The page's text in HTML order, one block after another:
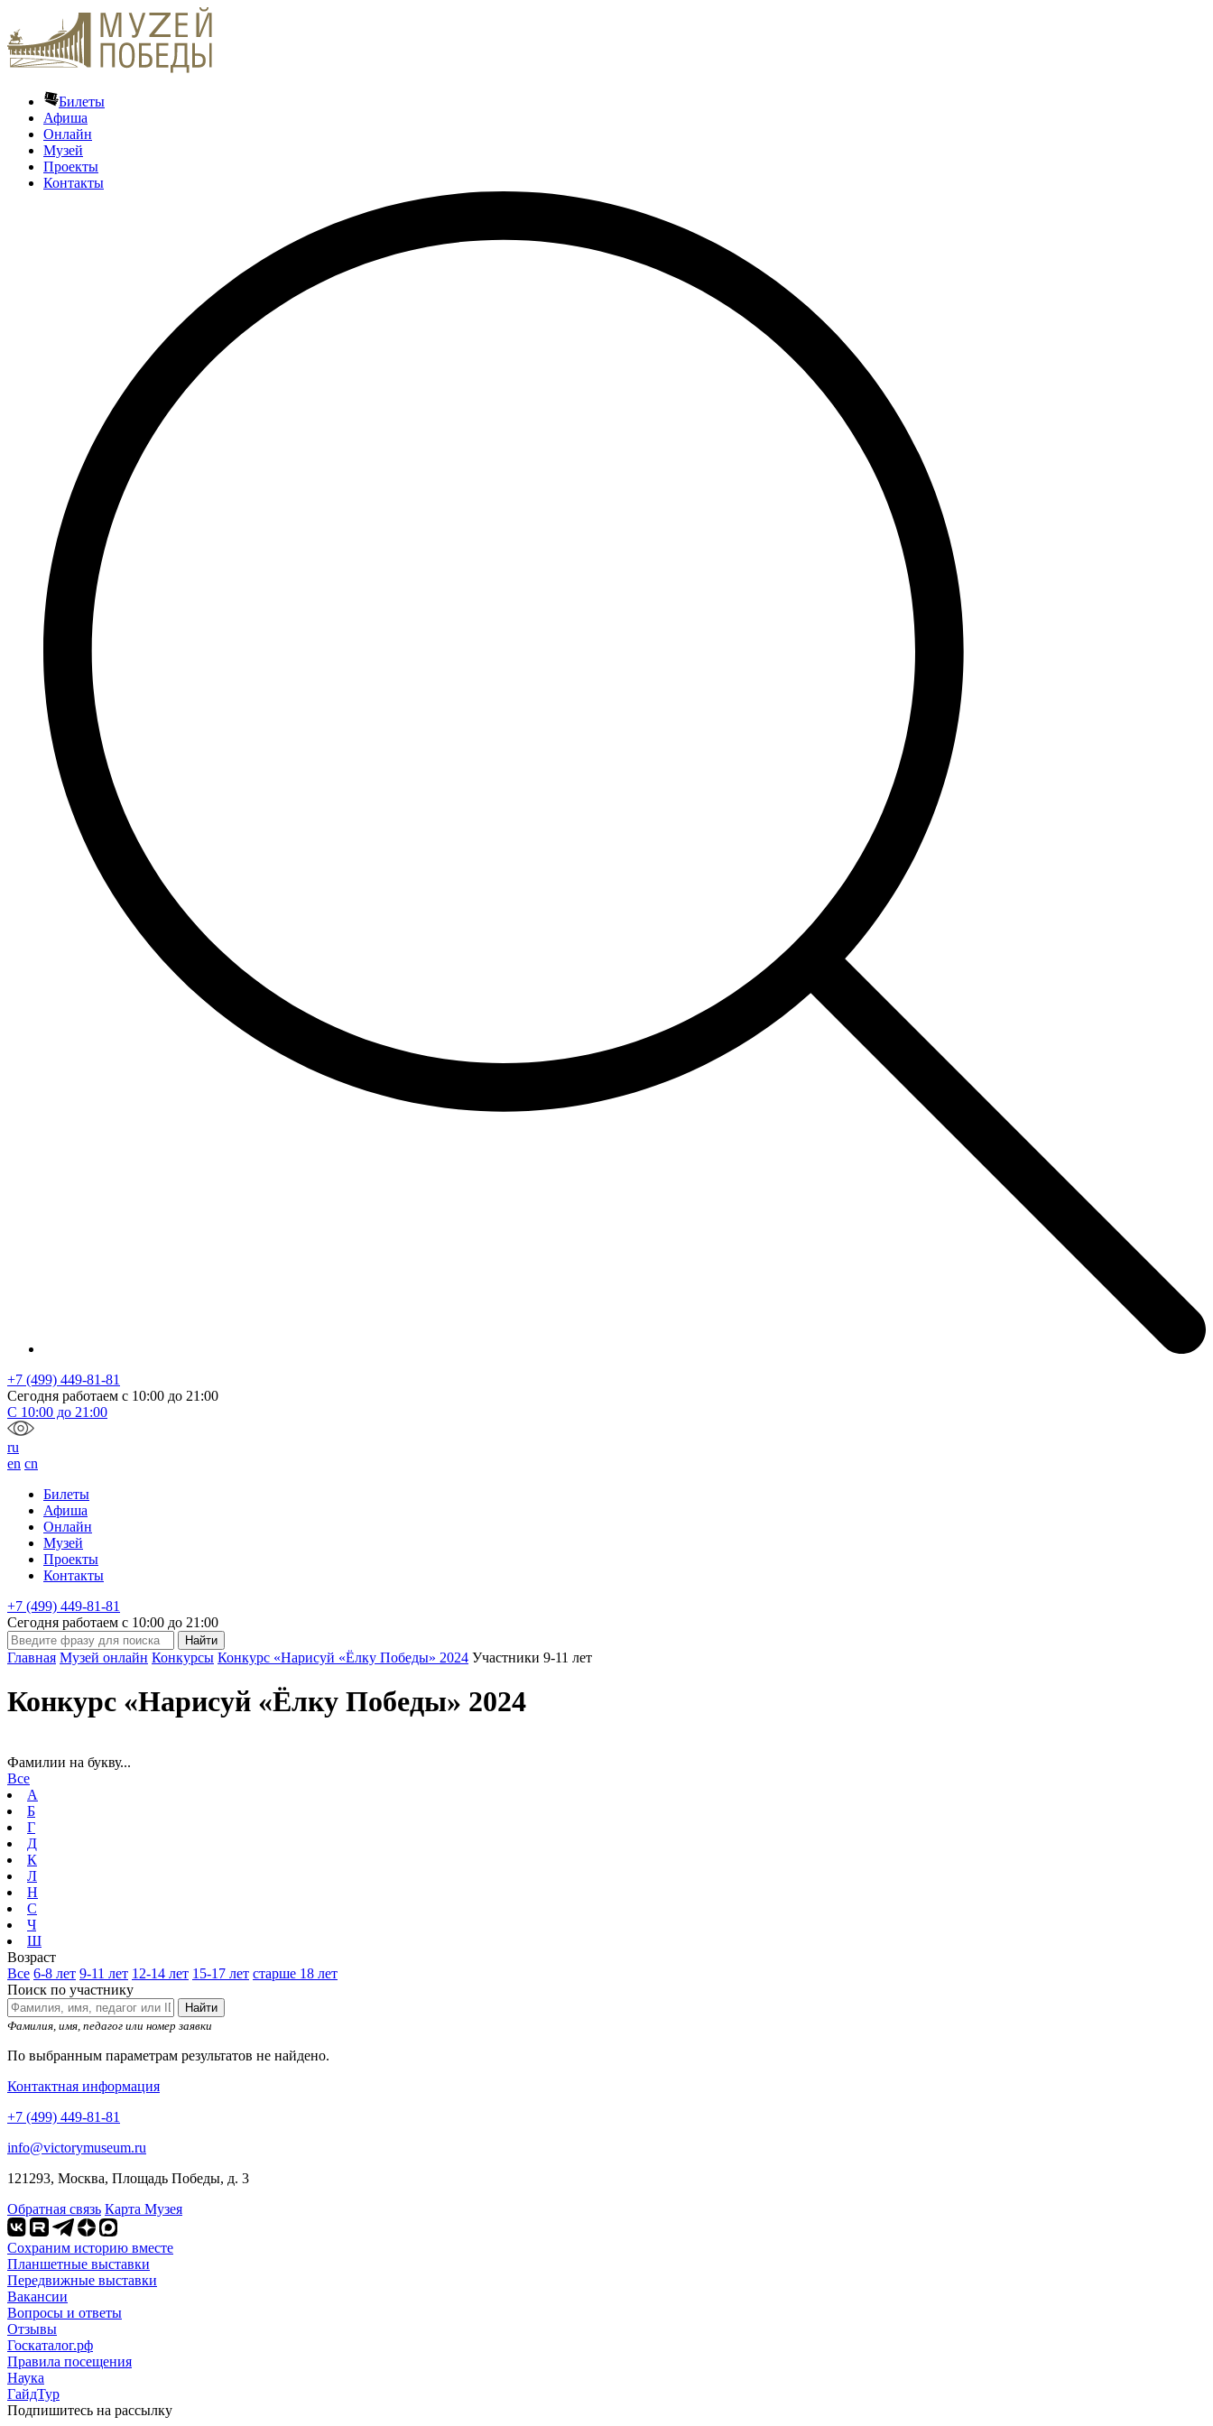
Билеты
Афиша
Онлайн
Музей
Проекты
Контакты
+7 (499) 449-81-81
Сегодня работаем с 10:00 до 21:00
С 10:00 до 21:00
ru
en cn
Билеты
Афиша
Онлайн
Музей
Проекты
Контакты
+7 (499) 449-81-81
Сегодня работаем с 10:00 до 21:00
Главная Музей онлайн Конкурсы Конкурс «Нарисуй «Ёлку Победы» 2024 Участники 9-11 лет
Конкурс «Нарисуй «Ёлку Победы» 2024
Фамилии на букву...
Все
А
Б
Г
Д
К
Л
Н
С
Ч
Ш
Возраст
Все 6-8 лет 9-11 лет 12-14 лет 15-17 лет старше 18 лет
Поиск по участнику
Найти
Фамилия, имя, педагог или номер заявки
По выбранным параметрам результатов не найдено.
Контактная информация
+7 (499) 449-81-81
info@victorymuseum.ru
121293, Москва, Площадь Победы, д. 3
Обратная связь Карта Музея
Сохраним историю вместе
Планшетные выставки
Передвижные выставки
Вакансии
Вопросы и ответы
Отзывы
Госкаталог.рф
Правила посещения
Наука
ГайдТур
Подпишитесь на рассылку